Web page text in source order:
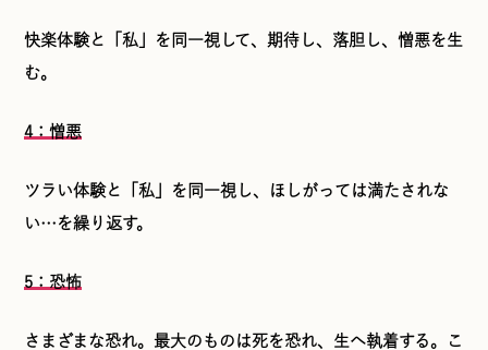
快楽体験と「私」を同一視して、期待し、落胆し、憎悪を生
む。
4：憎悪
ツラい体験と「私」を同一視し、ほしがっては満たされな
い…を繰り返す。
5：恐怖
さまざまな恐れ。最大のものは死を恐れ、生へ執着する。こ